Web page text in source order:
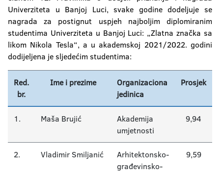
Akademska 2019/2020.
Akademska 2018/2019.
Akademska 2017/2018.
Akademska 2016/2017
Akademska 2015/2016.
Akademska 2014/2015.
Nagrađeni studenti 1977-2014.
Akademska 2024/2025.
Univerziteta u Banjoj Luci, svake godine dodeljuje se
nagrada za postignut uspjeh najboljim diplomiranim
studentima Univerziteta u Banjoj Luci: „Zlatna značka sa
likom Nikola Tesla“, a u akademskoj 2021/2022. godini
dodijeljena je sljedećim studentima:
Red.
br.
Ime i prezime
Organizaciona
jedinica
Prosjek
1. Maša Brujić
Akademija
umjetnosti
9,94
2. Vladimir Smiljanić
Arhitektonsko-
građevinsko-
9,59